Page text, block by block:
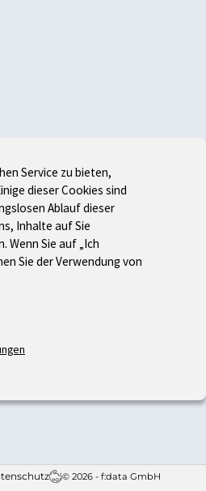
© 2026 - f:data GmbH
Service zu bieten,
dieser Cookies sind
Ablauf dieser
Inhalte auf Sie
Wenn Sie auf „Ich
Sie der Verwendung von